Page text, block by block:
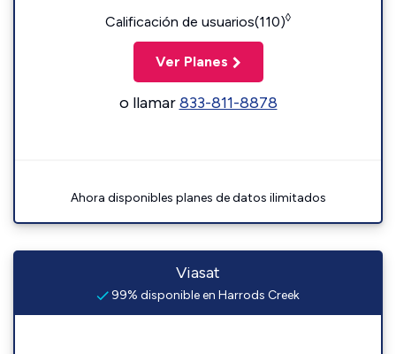
Calificación de usuarios(110)◊
Ver Planes
o llamar833-811-8878
Ahora disponibles planes de datos ilimitados
Viasat
99% disponible en Harrods Creek